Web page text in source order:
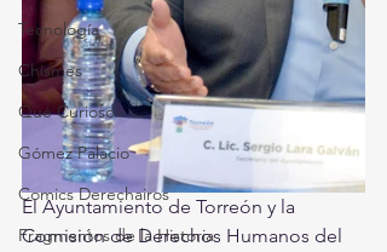
Tecnología
Chismes
Qué Curioso
Gómez Palacio
Comics Derechairos
Fragmentos de la Historia
El Ayuntamiento de Torreón y la
Comisión de Derechos Humanos del